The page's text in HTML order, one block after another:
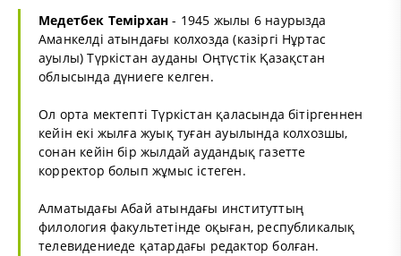
Медетбек Темірхан - 1945 жылы 6 наурызда
Аманкелді атындағы колхозда (казіргі Нұртас
ауылы) Түркістан ауданы Оңтүстік Қазақстан
облысында дүниеге келген.
Ол орта мектепті Түркістан қаласында бітіргеннен
кейін екі жылға жуық туған ауылында колхозшы,
сонан кейін бір жылдай аудандық газетте
корректор болып жұмыс істеген.
Алматыдағы Абай атындағы институттың
филология факультетінде оқыған, республикалық
телевидениеде қатардағы редактор болған.